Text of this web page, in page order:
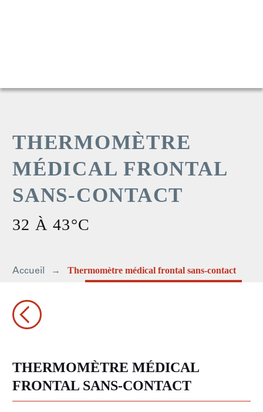
THERMOMÈTRE
MÉDICAL FRONTAL
SANS-CONTACT
32 À 43°C
Accueil Thermomètre médical frontal sans-contact
THERMOMÈTRE MÉDICAL
FRONTAL SANS-CONTACT